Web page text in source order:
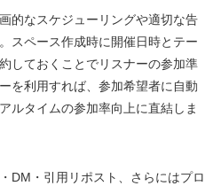
的なスケジューリングや適切な告
スペース作成時に開催日時とテー
しておくことでリスナーの参加準
を利用すれば、参加希望者に自動
ルタイムの参加率向上に直結しま
DM・引用リポスト、さらにはプロ